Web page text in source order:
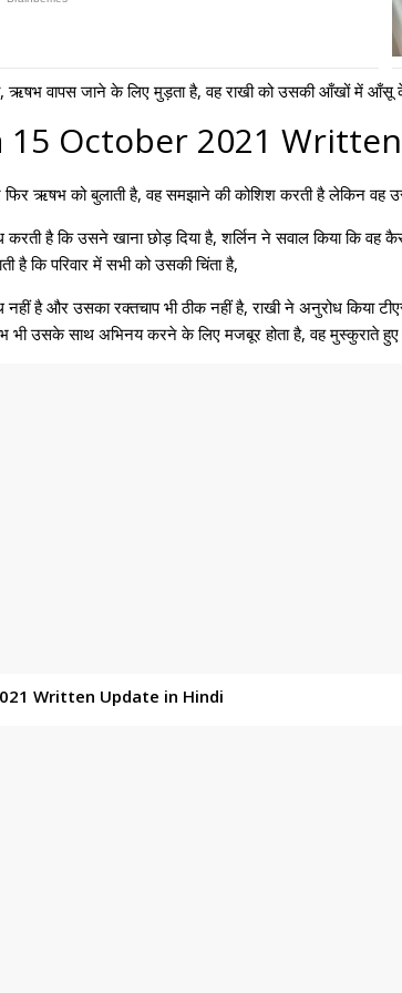
ऋषभ वापस जाने के लिए मुड़ता है, वह राखी को उसकी आँखों में
15 October 2021
फिर ऋषभ को बुलाती है, वह समझाने की कोशिश करती है लेकिन वह
है कि उसने खाना छोड़ दिया है, शर्लिन ने सवाल किया कि वह
है कि परिवार में सभी को उसकी चिंता है,
नहीं है और उसका रक्तचाप भी ठीक नहीं है, राखी ने अनुरोध
भी उसके साथ अभिनय करने के लिए मजबूर होता है, वह मुस्कुराते हुए
Written Update in Hindi